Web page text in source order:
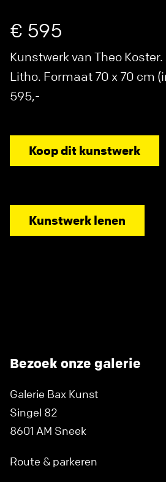
€ 595
Kunstwerk van Theo
Litho. Formaat 70 x 70 cm
595,-
Koop dit kunstwerk
Kunstwerk lenen
Bezoek onze galerie
Galerie Bax Kunst
Singel 82
8601 AM Sneek
Route & parkeren